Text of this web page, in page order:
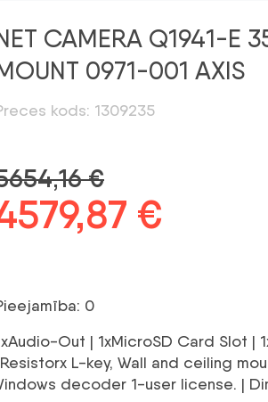
CAMERA Q1941-E
0971-001 AXIS
kods: 1309235
€
€.
€
0
Out | 1xMicroSD Card Slot |
L-key, Wall and ceiling
decoder 1-user license. |